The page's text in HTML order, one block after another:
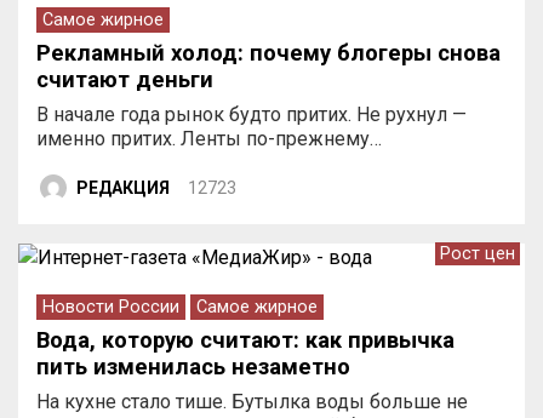
Самое жирное
Рекламный холод: почему блогеры снова
считают деньги
В начале года рынок будто притих. Не рухнул —
именно притих. Ленты по-прежнему…
РЕДАКЦИЯ 12723
Рост цен
Новости России Самое жирное
Вода, которую считают: как привычка
пить изменилась незаметно
На кухне стало тише. Бутылка воды больше не